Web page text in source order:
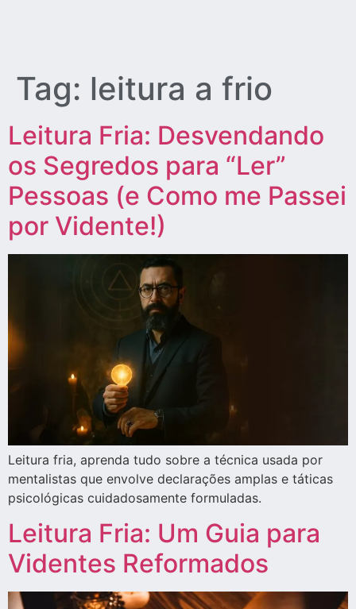
Tag: leitura a frio
Leitura Fria: Desvendando
os Segredos para “Ler”
Pessoas (e Como me Passei
por Vidente!)
Leitura fria, aprenda tudo sobre a técnica usada por
mentalistas que envolve declarações amplas e táticas
psicológicas cuidadosamente formuladas.
Leitura Fria: Um Guia para
Videntes Reformados